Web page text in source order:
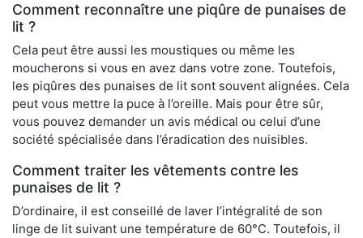
Comment reconnaître une piqûre de punaises de
lit ?
Cela peut être aussi les moustiques ou même les
moucherons si vous en avez dans votre zone. Toutefois,
les piqûres des punaises de lit sont souvent alignées. Cela
peut vous mettre la puce à l’oreille. Mais pour être sûr,
vous pouvez demander un avis médical ou celui d’une
société spécialisée dans l’éradication des nuisibles.
Comment traiter les vêtements contre les
punaises de lit ?
D’ordinaire, il est conseillé de laver l’intégralité de son
linge de lit suivant une température de 60°C. Toutefois, il